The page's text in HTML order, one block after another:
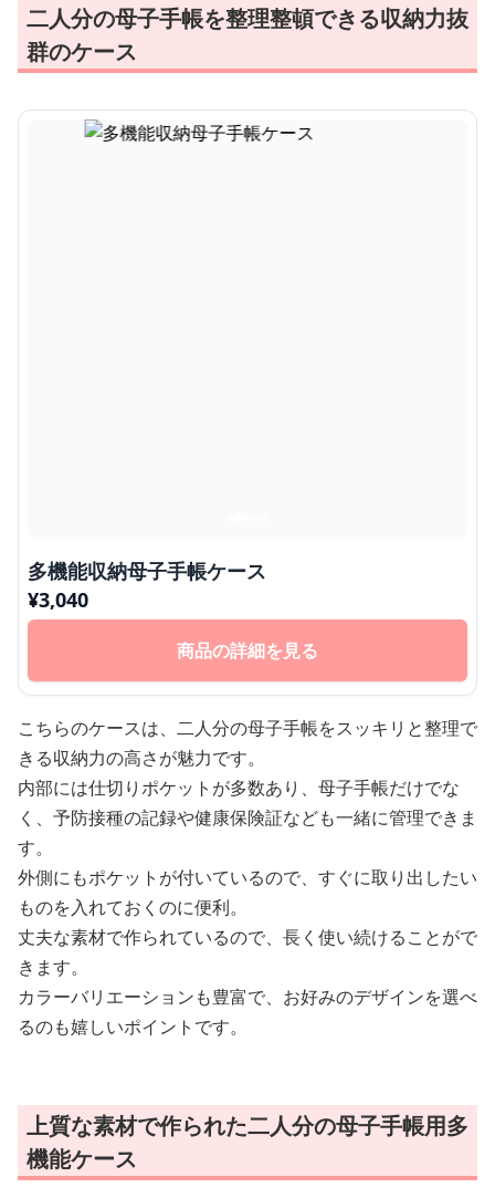
二人分の母子手帳を整理整頓できる収納力抜
群のケース
多機能収納母子手帳ケース
¥3,040
商品の詳細を見る
こちらのケースは、二人分の母子手帳をスッキリと整理で
きる収納力の高さが魅力です。
内部には仕切りポケットが多数あり、母子手帳だけでな
く、予防接種の記録や健康保険証なども一緒に管理できま
す。
外側にもポケットが付いているので、すぐに取り出したい
ものを入れておくのに便利。
丈夫な素材で作られているので、長く使い続けることがで
きます。
カラーバリエーションも豊富で、お好みのデザインを選べ
るのも嬉しいポイントです。
上質な素材で作られた二人分の母子手帳用多
機能ケース